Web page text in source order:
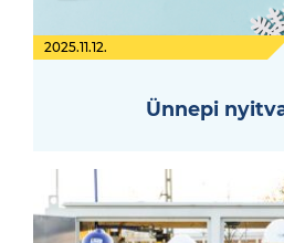
2025.11.12.
Ünnepi